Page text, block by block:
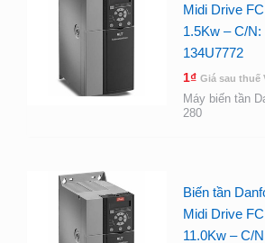
Midi Drive
1.5Kw – C/N:
134U7772
1₫ Giá sau thuế
Máy biến tần
280
Biến tần
Midi Drive
11.0Kw – C/